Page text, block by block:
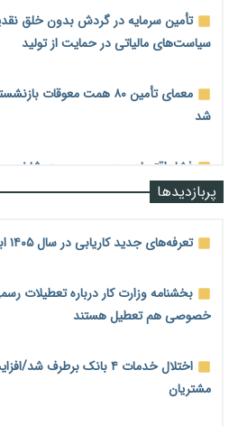
تأمین سرمایه در گردش بدون خلق
سیاست‌های مالیاتی در حمایت از تولید
معمای تأمین ۸۰ همت معوقات
شد
درصد رسید
رشد ۷۵ هزار میلیاردی بازار خرید
احتمال اختلال ۲۴ ساعته در سامانه‌های تأمین اجتماعی
آغاز اجرای پایلوت «ردا کارت» برای
محدودیت تازه برای شبکه بانکی؛
پربازدیدها
تعرفه‌های جدید کاریابی در سال ۱۴۰۵ ابلاغ شد
بخشنامه وزارت کار درباره تعطیلات
خصوصی هم تعطیل هستند
اختلال خدمات ۴ بانک
مشتریان